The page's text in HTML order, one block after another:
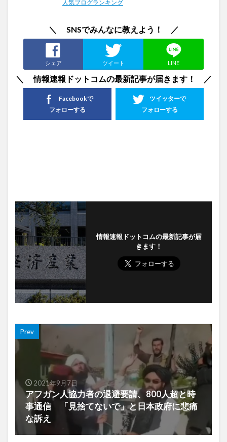
人気ブログランキング
＼ SNSでみんなに教えよう！ ／
シェア ツイート LINE
＼ 情報速報ドットコムの最新記事が届きます！ ／
ツイッターで
フォローする
Facebookで
フォローする
情報速報ドットコムの最新記事が届
きます！
Prev
2021年9月7日
アフガン人協力者の退避要請、800人超と時
事通信 「見捨てないで」と日本政府に悲痛
な訴え